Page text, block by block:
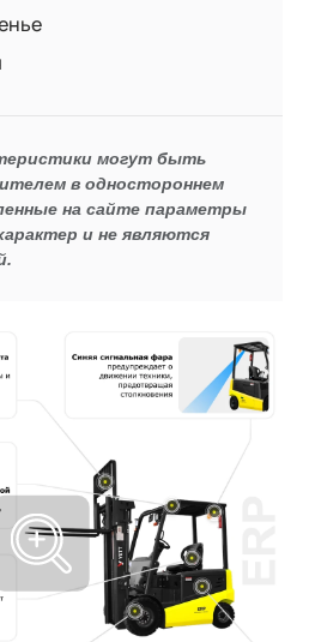
могут быть
в одностороннем
на сайте параметры
и не являются